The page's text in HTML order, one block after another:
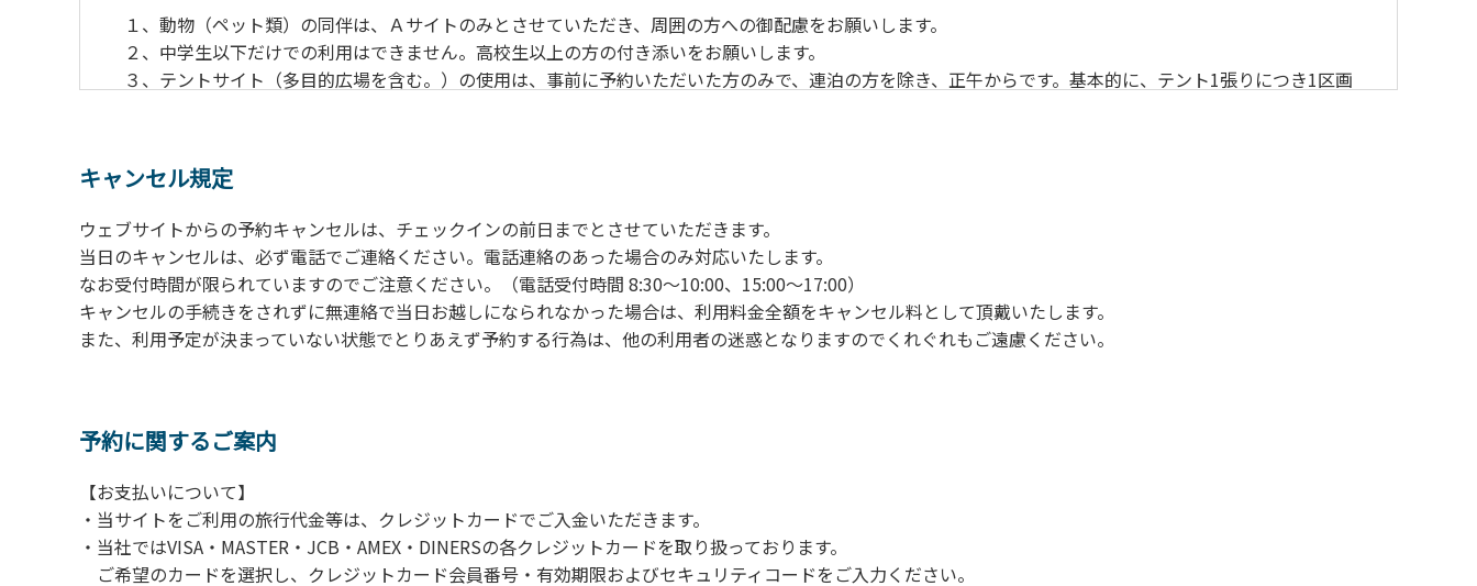
１、動物（ペット類）の同伴は、Ａサイトのみとさせていただき、周囲の方への御配慮をお願いします。
２、中学生以下だけでの利用はできません。高校生以上の方の付き添いをお願いします。
３、テントサイト（多目的広場を含む。）の使用は、事前に予約いただいた方のみで、連泊の方を除き、正午からです。基本的に、テント1張りにつき1区画
４、車両は、荷物の積み下ろし時以外は、駐車場にとめてください。
５、チェックアウトは、午前10時まで（日帰り使用の場合は午後5時まで）です。チェックインの手続きを行っていない方や使用人数が増えた場合は、必ず
手続きを行ってください。
６、ゴミは分別されたもののみ回収します。午前8時30分から午前10時までの間にゴミステーションに出してください。日帰り使用の方及び午前７時30分前
にチェックアウトする方は、お持ち帰りをお願いします。
【禁止事項】
カラオケ、発電機、地面での直火による焚き火、キャンプファイヤー、打ち上げ式花火、テントサウナの設置
当キャンプ場のそばを流れる歴舟川は、上流で雨が降ると短時間で増水し、川原で遊んでいると大変危険な状態になりやすく、過去にも増水により人が流
（１）川原にテントやタープを張らない。
（２）雨が降ったときは川原で遊ばない。
（３）カムイコタン公園キャンプ場で雨が降らなくても、上流で雨が降り急に増水することがあるので、水の濁りに注意し、濁り始めたときには直ちに川原
での遊びを中止する。
キャンセル規定
ウェブサイトからの予約キャンセルは、チェックインの前日までとさせていただきます。
当日のキャンセルは、必ず電話でご連絡ください。電話連絡のあった場合のみ対応いたします。
なお受付時間が限られていますのでご注意ください。（電話受付時間 8:30～10:00、15:00～17:00）
キャンセルの手続きをされずに無連絡で当日お越しになられなかった場合は、利用料金全額をキャンセル料として頂戴いたします。
また、利用予定が決まっていない状態でとりあえず予約する行為は、他の利用者の迷惑となりますのでくれぐれもご遠慮ください。
予約に関するご案内
【お支払いについて】
・当サイトをご利用の旅行代金等は、クレジットカードでご入金いただきます。
・当社ではVISA・MASTER・JCB・AMEX・DINERSの各クレジットカードを取り扱っております。
ご希望のカードを選択し、クレジットカード会員番号・有効期限およびセキュリティコードをご入力ください。